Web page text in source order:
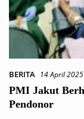
BERITA 14 April 2025
PMI Jakut
Pendonor